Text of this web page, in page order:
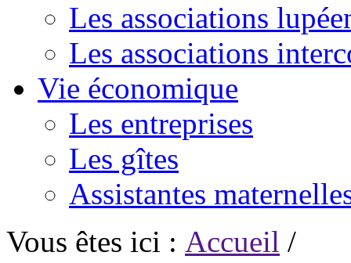
Les associations
Les associations
Vie économique
Les entreprises
Les gîtes
Assistantes
Vous êtes ici : Accueil /